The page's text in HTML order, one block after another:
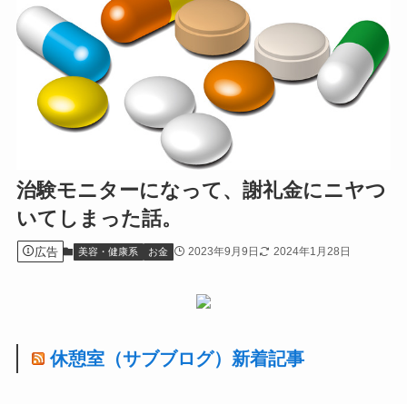
治験モニターになって、謝礼金にニヤつ
いてしまった話。
広告 美容・健康系 お金 2023年9月9日 2024年1月28日
休憩室（サブブログ）新着記事